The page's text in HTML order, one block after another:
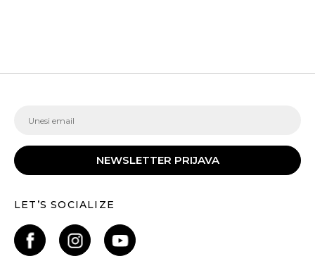
NEWSLETTER PRIJAVA
LET’S SOCIALIZE